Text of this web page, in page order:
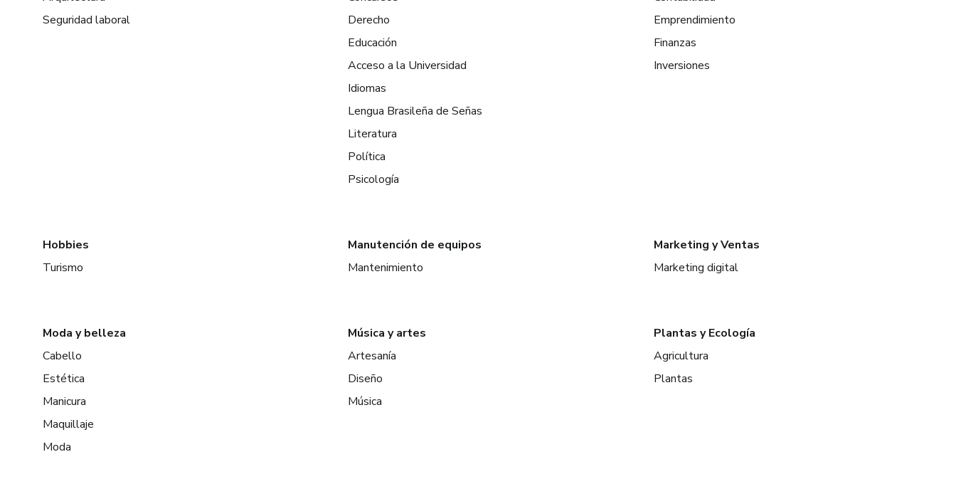
Seguridad laboral
Derecho
Educación
Acceso a la Universidad
Idiomas
Lengua Brasileña de Señas
Literatura
Política
Psicología
Emprendimiento
Finanzas
Inversiones
Hobbies
Turismo
Manutención de equipos
Mantenimiento
Marketing y Ventas
Marketing digital
Moda y belleza
Cabello
Estética
Manicura
Maquillaje
Moda
Música y artes
Artesanía
Diseño
Música
Plantas y Ecología
Agricultura
Plantas